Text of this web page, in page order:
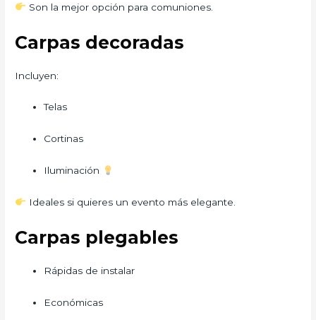
Son la mejor opción para comuniones.
Carpas decoradas
Incluyen:
Telas
Cortinas
Iluminación
Ideales si quieres un evento más elegante.
Carpas plegables
Rápidas de instalar
Económicas